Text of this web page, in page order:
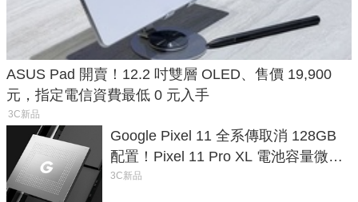
ASUS Pad 開賣！12.2 吋雙層 OLED、售價 19,900
元，指定電信資費最低 0 元入手
3C新品
Google Pixel 11 全系傳取消 128GB
配置！Pixel 11 Pro XL 電池容量微降
1.6%
3C新品